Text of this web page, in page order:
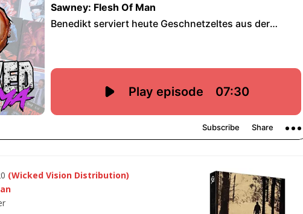
(Wicked Vision Distribution)